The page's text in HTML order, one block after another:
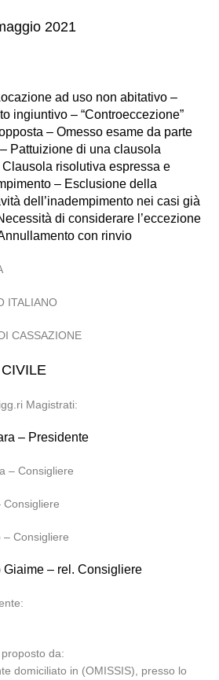
2021
ad uso non abitativo –
ingiuntivo – “Controeccezione”
– Omesso esame da parte
Pattuizione di una clausola
risolutiva espressa e
– Esclusione della
dell’inadempimento nei casi già
di considerare l’eccezione
con rinvio
ITALIANO
CASSAZIONE
CIVILE
Magistrati:
– Presidente
– Consigliere
Consigliere
– Consigliere
Giaime – rel. Consigliere
da:
domiciliato in (OMISSIS), presso lo